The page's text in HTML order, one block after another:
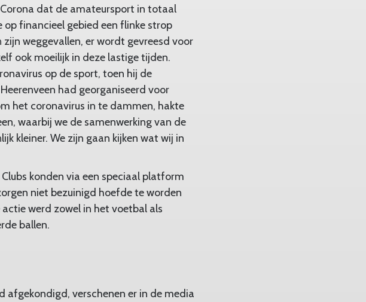
dat de amateursport in totaal
financieel gebied een flinke strop
weggevallen, er wordt gevreesd voor
ook moeilijk in deze lastige tijden.
op de sport, toen hij de
had georganiseerd voor
het coronavirus in te dammen, hakte
waarbij we de samenwerking van de
kleiner. We zijn gaan kijken wat wij in
konden via een speciaal platform
niet bezuinigd hoefde te worden
werd zowel in het voetbal als
ballen.
afgekondigd, verschenen er in de media